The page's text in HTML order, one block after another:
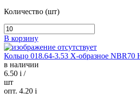
Количество (шт)
В корзину
Кольцо 018.64-3.53 Х-образное NBR70
в наличии
6.50 i /
шт
опт. 4.20 i